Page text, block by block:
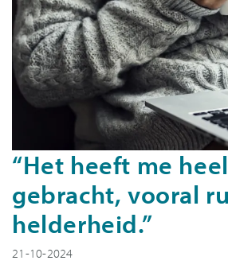
“Het heeft me
gebracht, vooral
helderheid.”
21-10-2024